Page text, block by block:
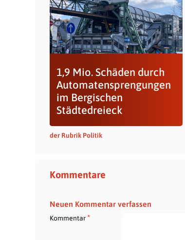
1,9 Mio. Schäden durch
Automatensprengungen
im Bergischen
Städtedreieck
der Rubrik Politik
Kommentare
Neuen Kommentar verfassen
Kommentar*